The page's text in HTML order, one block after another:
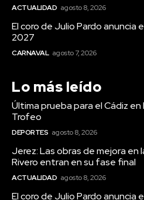
ACTUALIDAD agosto 8, 2026
El coro de Julio Pardo anuncia
2027
CARNAVAL agosto 7, 2026
Lo más leído
Última prueba para el Cádiz
Trofeo
DEPORTES agosto 8, 2026
Jerez: Las obras de mejora en
Rivero entran en su fase final
ACTUALIDAD agosto 8, 2026
El coro de Julio Pardo anuncia